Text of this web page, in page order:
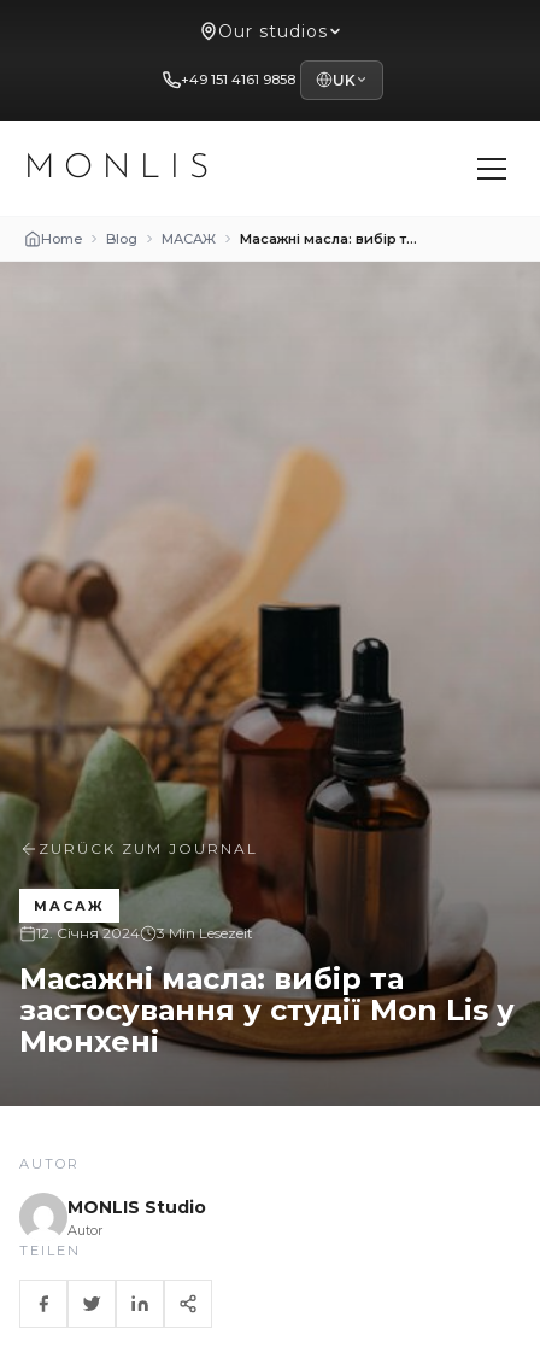
Our studios
+49 151 4161 9858 UK
MONLIS
Home Blog МАСАЖ Масажні масла: вибір та застосування у студії Mon Lis у Мюнхені
ZURÜCK ZUM JOURNAL
МАСАЖ
12. Січня 2024 3 Min Lesezeit
Масажні масла: вибір та
застосування у студії Mon Lis у
Мюнхені
AUTOR
MONLIS Studio
Autor
TEILEN